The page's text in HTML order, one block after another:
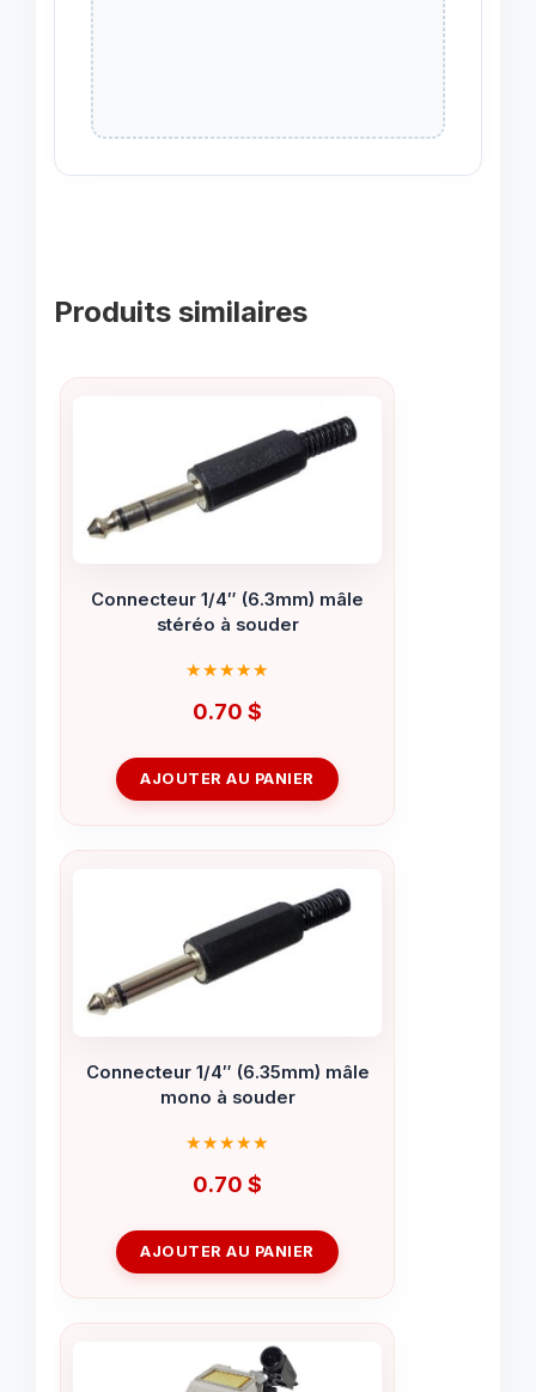
Produits similaires
Connecteur 1/4″ (6.3mm) mâle
stéréo à souder
0.70 $
AJOUTER AU PANIER
Connecteur 1/4″ (6.35mm) mâle
mono à souder
0.70 $
AJOUTER AU PANIER